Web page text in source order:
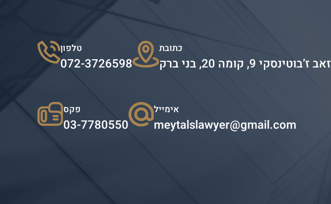
טלפון
072-3726598
כתובת
זאב ז’בוטינסקי 9, קומה 20, בני ברק
פקס
03-7780550
אימייל
meytalslawyer@gmail.com